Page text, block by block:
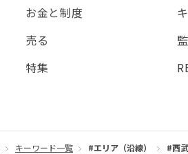
お金と制度
売る
特集
キーワード一覧 #エリア（沿線） #西